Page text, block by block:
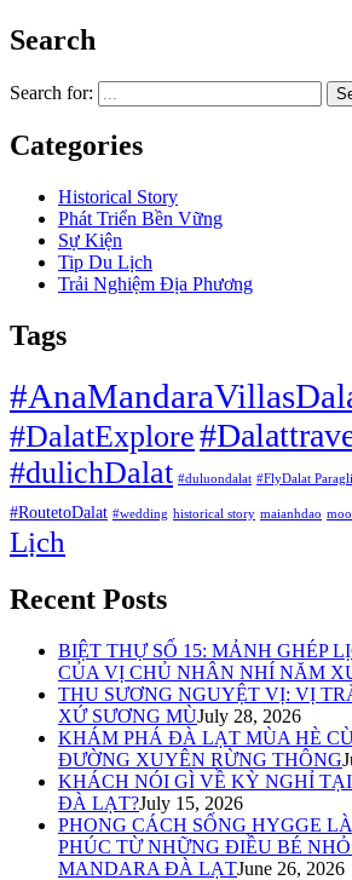
Search
Search for:
Categories
Historical Story
Phát Triển Bền Vững
Sự Kiện
Tip Du Lịch
Trải Nghiệm Địa Phương
Tags
#DalatExplore
#dulichDalat #duluondalat #FlyDalat
#RoutetoDalat #wedding historical story maianhdao
Lịch
Recent Posts
BIỆT THỰ SỐ 15: MẢNH GHÉP
CỦA VỊ CHỦ NHÂN NHÍ NĂM
THU SƯƠNG NGUYỆT VỊ: VỊ
XỨ SƯƠNG MÙJuly 28, 2026
KHÁM PHÁ ĐÀ LẠT MÙA HÈ
ĐƯỜNG XUYÊN RỪNG THÔNG
KHÁCH NÓI GÌ VỀ KỲ NGHỈ
ĐÀ LẠT?July 15, 2026
PHONG CÁCH SỐNG HYGGE
PHÚC TỪ NHỮNG ĐIỀU BÉ
MANDARA ĐÀ LẠTJune 26, 2026